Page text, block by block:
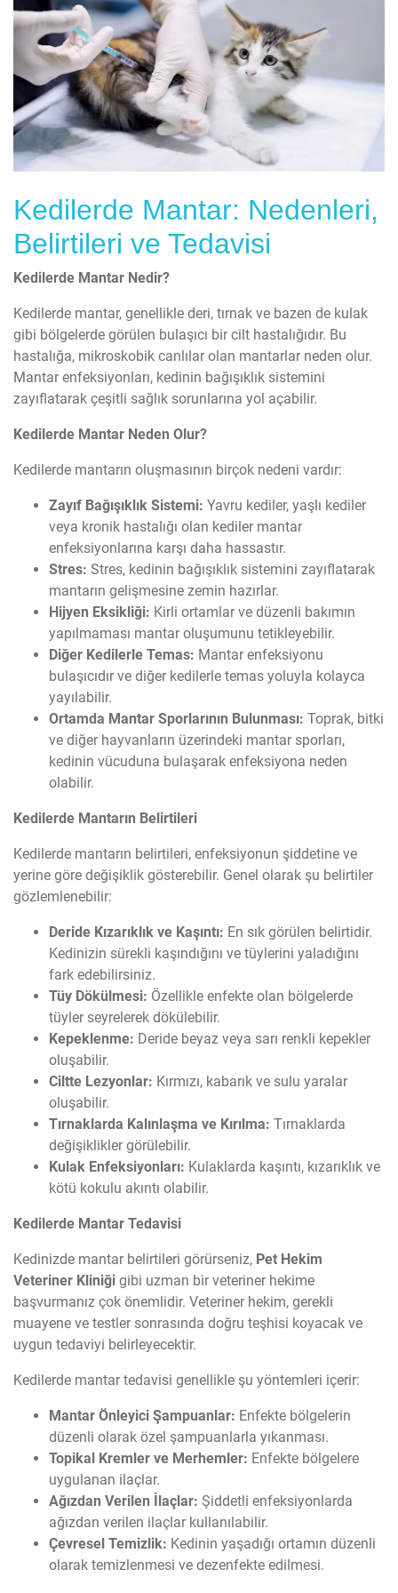
Kedilerde Mantar: Nedenleri,
Belirtileri ve Tedavisi
Kedilerde Mantar Nedir?
Kedilerde mantar, genellikle deri, tırnak ve bazen de kulak
gibi bölgelerde görülen bulaşıcı bir cilt hastalığıdır. Bu
hastalığa, mikroskobik canlılar olan mantarlar neden olur.
Mantar enfeksiyonları, kedinin bağışıklık sistemini
zayıflatarak çeşitli sağlık sorunlarına yol açabilir.
Kedilerde Mantar Neden Olur?
Kedilerde mantarın oluşmasının birçok nedeni vardır:
Zayıf Bağışıklık Sistemi: Yavru kediler, yaşlı kediler
veya kronik hastalığı olan kediler mantar
enfeksiyonlarına karşı daha hassastır.
Stres: Stres, kedinin bağışıklık sistemini zayıflatarak
mantarın gelişmesine zemin hazırlar.
Hijyen Eksikliği: Kirli ortamlar ve düzenli bakımın
yapılmaması mantar oluşumunu tetikleyebilir.
Diğer Kedilerle Temas: Mantar enfeksiyonu
bulaşıcıdır ve diğer kedilerle temas yoluyla kolayca
yayılabilir.
Ortamda Mantar Sporlarının Bulunması: Toprak, bitki
ve diğer hayvanların üzerindeki mantar sporları,
kedinin vücuduna bulaşarak enfeksiyona neden
olabilir.
Kedilerde Mantarın Belirtileri
Kedilerde mantarın belirtileri, enfeksiyonun şiddetine ve
yerine göre değişiklik gösterebilir. Genel olarak şu belirtiler
gözlemlenebilir:
Deride Kızarıklık ve Kaşıntı: En sık görülen belirtidir.
Kedinizin sürekli kaşındığını ve tüylerini yaladığını
fark edebilirsiniz.
Tüy Dökülmesi: Özellikle enfekte olan bölgelerde
tüyler seyrelerek dökülebilir.
Kepeklenme: Deride beyaz veya sarı renkli kepekler
oluşabilir.
Ciltte Lezyonlar: Kırmızı, kabarık ve sulu yaralar
oluşabilir.
Tırnaklarda Kalınlaşma ve Kırılma: Tırnaklarda
değişiklikler görülebilir.
Kulak Enfeksiyonları: Kulaklarda kaşıntı, kızarıklık ve
kötü kokulu akıntı olabilir.
Kedilerde Mantar Tedavisi
Kedinizde mantar belirtileri görürseniz, Pet Hekim
Veteriner Kliniği gibi uzman bir veteriner hekime
başvurmanız çok önemlidir. Veteriner hekim, gerekli
muayene ve testler sonrasında doğru teşhisi koyacak ve
uygun tedaviyi belirleyecektir.
Kedilerde mantar tedavisi genellikle şu yöntemleri içerir:
Mantar Önleyici Şampuanlar: Enfekte bölgelerin
düzenli olarak özel şampuanlarla yıkanması.
Topikal Kremler ve Merhemler: Enfekte bölgelere
uygulanan ilaçlar.
Ağızdan Verilen İlaçlar: Şiddetli enfeksiyonlarda
ağızdan verilen ilaçlar kullanılabilir.
Çevresel Temizlik: Kedinin yaşadığı ortamın düzenli
olarak temizlenmesi ve dezenfekte edilmesi.